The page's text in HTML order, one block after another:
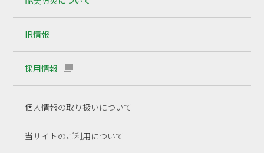
IR情報
採用情報
個人情報の取り扱いについて
当サイトのご利用について